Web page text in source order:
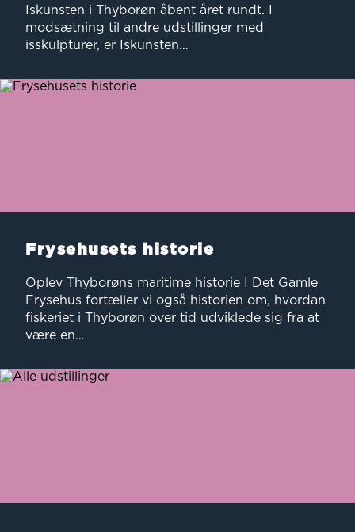
Iskunsten i Thyborøn åbent året rundt. I
modsætning til andre udstillinger med
isskulpturer, er Iskunsten…
Frysehusets historie
Oplev Thyborøns maritime historie I Det Gamle
Frysehus fortæller vi også historien om, hvordan
fiskeriet i Thyborøn over tid udviklede sig fra at
være en…